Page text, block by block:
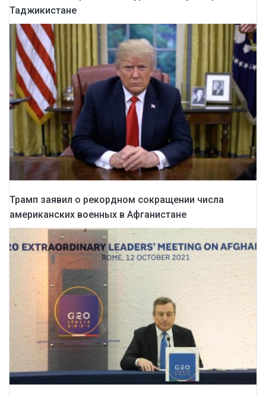
Таджикистане
Трамп заявил о рекордном сокращении числа
американских военных в Афганистане